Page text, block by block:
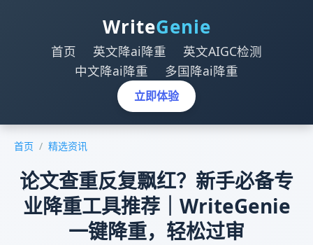
WriteGenie
首页 英文降ai降重
英文AIGC检测
中文降ai降重
多国降ai降重
立即体验
首页 / 精选资讯
论文查重反复飘红？新手必备专
业降重工具推荐｜WriteGenie
一键降重，轻松过审